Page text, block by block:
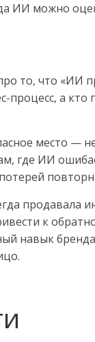
ИИ можно
то, что «ИИ
процесс, а
место —
где ИИ
продавала
к
навык